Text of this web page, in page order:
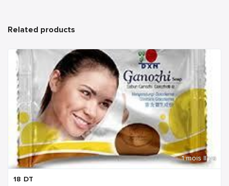
Related products
1 mois Il ya
18 DT